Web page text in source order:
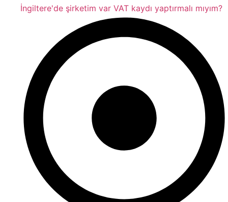
İngiltere'de şirketim var VAT kaydı yaptırmalı mıyım?